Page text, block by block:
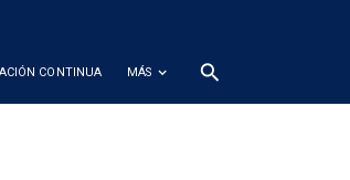
CONTINUA MÁS search